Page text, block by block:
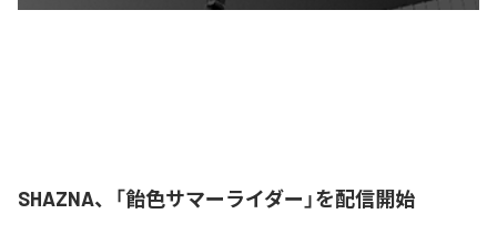
SHAZNA、「飴色サマーライダー」を配信開始